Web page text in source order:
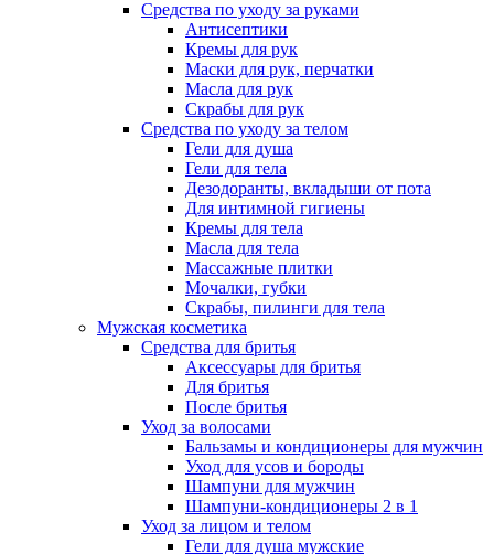
Средства по уходу за руками
Антисептики
Кремы для рук
Маски для рук, перчатки
Масла для рук
Скрабы для рук
Средства по уходу за телом
Гели для душа
Гели для тела
Дезодоранты, вкладыши от пота
Для интимной гигиены
Кремы для тела
Масла для тела
Массажные плитки
Мочалки, губки
Скрабы, пилинги для тела
Мужская косметика
Средства для бритья
Аксессуары для бритья
Для бритья
После бритья
Уход за волосами
Бальзамы и кондиционеры для мужчин
Уход для усов и бороды
Шампуни для мужчин
Шампуни-кондиционеры 2 в 1
Уход за лицом и телом
Гели для душа мужские